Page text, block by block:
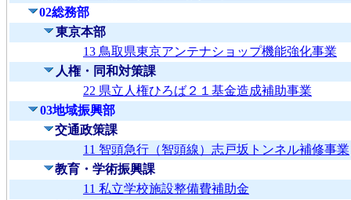
02総務部
東京本部
13 鳥取県東京アンテナショップ機能強化事業
人権・同和対策課
22 県立人権ひろば２１基金造成補助事業
03地域振興部
交通政策課
11 智頭急行（智頭線）志戸坂トンネル補修事業
教育・学術振興課
11 私立学校施設整備費補助金